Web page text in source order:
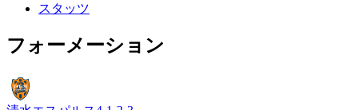
スタッツ
フォーメーション